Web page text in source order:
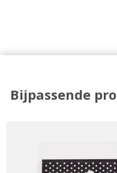
Bijpassende